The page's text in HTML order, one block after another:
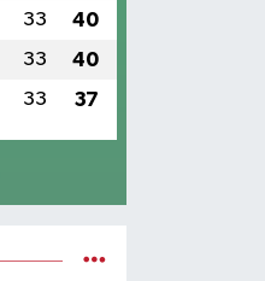
33 40
33 40
33 37